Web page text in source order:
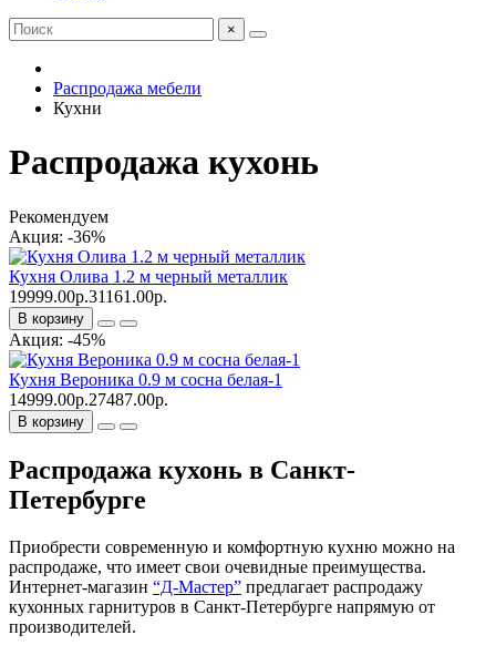
×
Распродажа мебели
Кухни
Распродажа кухонь
Рекомендуем
Акция: -36%
Кухня Олива 1.2 м черный металлик
19999.00р.31161.00р.
В корзину
Акция: -45%
Кухня Вероника 0.9 м сосна белая-1
14999.00р.27487.00р.
В корзину
Распродажа кухонь в Санкт-
Петербурге
Приобрести современную и комфортную кухню можно на
распродаже, что имеет свои очевидные преимущества.
Интернет-магазин “Д-Мастер” предлагает распродажу
кухонных гарнитуров в Санкт-Петербурге напрямую от
производителей.